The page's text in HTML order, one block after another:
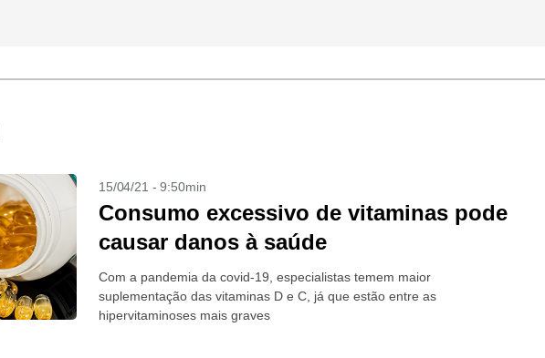
15/04/21 - 9:50min
Consumo excessivo de vitaminas pode
causar danos à saúde
Com a pandemia da covid-19, especialistas temem maior
suplementação das vitaminas D e C, já que estão entre as
hipervitaminoses mais graves